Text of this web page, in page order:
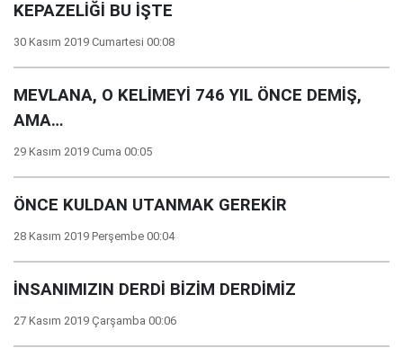
KEPAZELİĞİ BU İŞTE
30 Kasım 2019 Cumartesi 00:08
MEVLANA, O KELİMEYİ 746 YIL ÖNCE DEMİŞ,
AMA…
29 Kasım 2019 Cuma 00:05
ÖNCE KULDAN UTANMAK GEREKİR
28 Kasım 2019 Perşembe 00:04
İNSANIMIZIN DERDİ BİZİM DERDİMİZ
27 Kasım 2019 Çarşamba 00:06